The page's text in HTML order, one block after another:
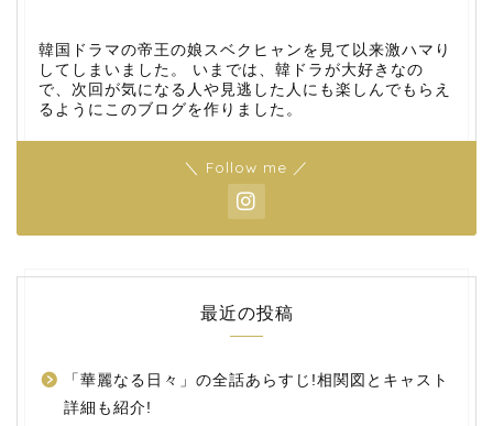
韓国ドラマの帝王の娘スベクヒャンを見て以来激ハマり
してしまいました。 いまでは、韓ドラが大好きなの
で、次回が気になる人や見逃した人にも楽しんでもらえ
るようにこのブログを作りました。
＼ Follow me ／
最近の投稿
「華麗なる日々」の全話あらすじ!相関図とキャスト
詳細も紹介!